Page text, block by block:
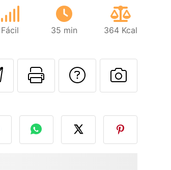
Fácil 35 min 364 Kcal
Enviar esta receta a
Imprimir esta
Preguntar